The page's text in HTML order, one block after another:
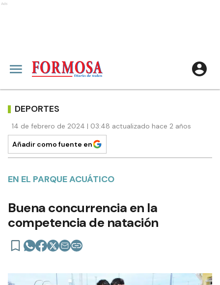
Ads
DEPORTES
14 de febrero de 2024 | 03:48 actualizado hace 2 años
Añadir como fuente en
EN EL PARQUE ACUÁTICO
Buena concurrencia en la
competencia de natación